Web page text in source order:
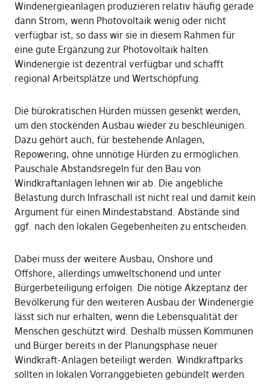
Windenergieanlagen produzieren relativ häufig gerade
dann Strom, wenn Photovoltaik wenig oder nicht
verfügbar ist, so dass wir sie in diesem Rahmen für
eine gute Ergänzung zur Photovoltaik halten.
Windenergie ist dezentral verfügbar und schafft
regional Arbeitsplätze und Wertschöpfung.
Die bürokratischen Hürden müssen gesenkt werden,
um den stockenden Ausbau wieder zu beschleunigen.
Dazu gehört auch, für bestehende Anlagen,
Repowering, ohne unnötige Hürden zu ermöglichen.
Pauschale Abstandsregeln für den Bau von
Windkraftanlagen lehnen wir ab. Die angebliche
Belastung durch Infraschall ist nicht real und damit kein
Argument für einen Mindestabstand. Abstände sind
ggf. nach den lokalen Gegebenheiten zu entscheiden.
Dabei muss der weitere Ausbau, Onshore und
Offshore, allerdings umweltschonend und unter
Bürgerbeteiligung erfolgen. Die nötige Akzeptanz der
Bevölkerung für den weiteren Ausbau der Windenergie
lässt sich nur erhalten, wenn die Lebensqualität der
Menschen geschützt wird. Deshalb müssen Kommunen
und Bürger bereits in der Planungsphase neuer
Windkraft-Anlagen beteiligt werden. Windkraftparks
sollten in lokalen Vorranggebieten gebündelt werden.